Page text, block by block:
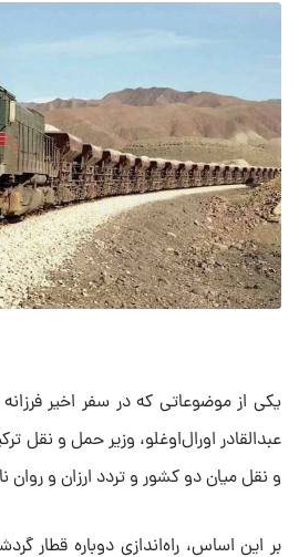
یکی از موضوعاتی که در سفر اخیر فرزانه
عبدالقادر اورال‌اوغلو، وزیر حمل و
و نقل میان دو کشور و تردد ارزان و روان
بر این اساس، راه‌اندازی دوباره قطار